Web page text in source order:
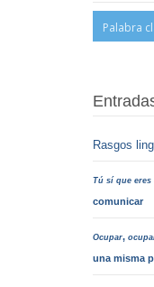
Rasgos
Tú sí que
comunicar
Ocupar,
una misma